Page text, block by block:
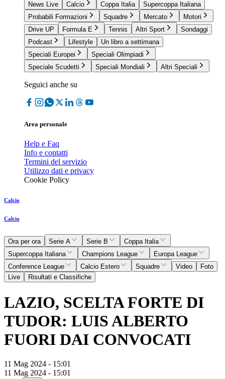
News Live
Calcio Coppa Italia
Supercoppa Italiana
Probabili Formazioni
Squadre Mercato
Motori
Drive UP
Formula E Tennis Altri Sport
Sondaggi
Podcast
Lifestyle
Un libro a settimana
Speciali Europei
Speciali Olimpiadi
Speciale Scudetti
Speciali Mondiali Altri Speciali
Seguici anche su
Area personale
Help e Faq
Info e contatti
Termini del servizio
Utilizzo dati e privacy
Cookie Policy
Calcio
Calcio
Ora per ora Serie A Serie B
Coppa Italia
Supercoppa Italiana
Champions League
Europa League
Conference League
Calcio Estero Squadre Video
Foto
Live
Risultati e Classifiche
LAZIO, SCELTA FORTE DI
TUDOR: LUIS ALBERTO
FUORI DAI CONVOCATI
11 Mag 2024 - 15:01
11 Mag 2024 - 15:01